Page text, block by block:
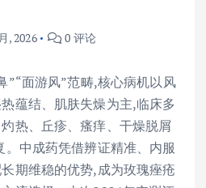
, 2026 0 评论
”“面游风”范畴,核心病机以风
蕴结、肌肤失燥为主,临床多
热、丘疹、瘙痒、干燥脱屑
中成药凭借辨证精准、内服
期维稳的优势,成为玫瑰痤疮